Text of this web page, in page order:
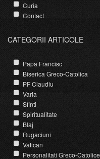
Curia
Contact
CATEGORII ARTICOLE
Papa Francisc
Biserica Greco-Catolica
PF Claudiu
Varia
Sfinti
Spiritualitate
Blaj
Rugaciuni
Vatican
Personalitati Greco-Catolice